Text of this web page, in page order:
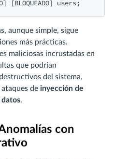
aunque simple, sigue
más prácticas.
maliciosas incrustadas en
que podrían
del sistema,
de inyección de
.
con